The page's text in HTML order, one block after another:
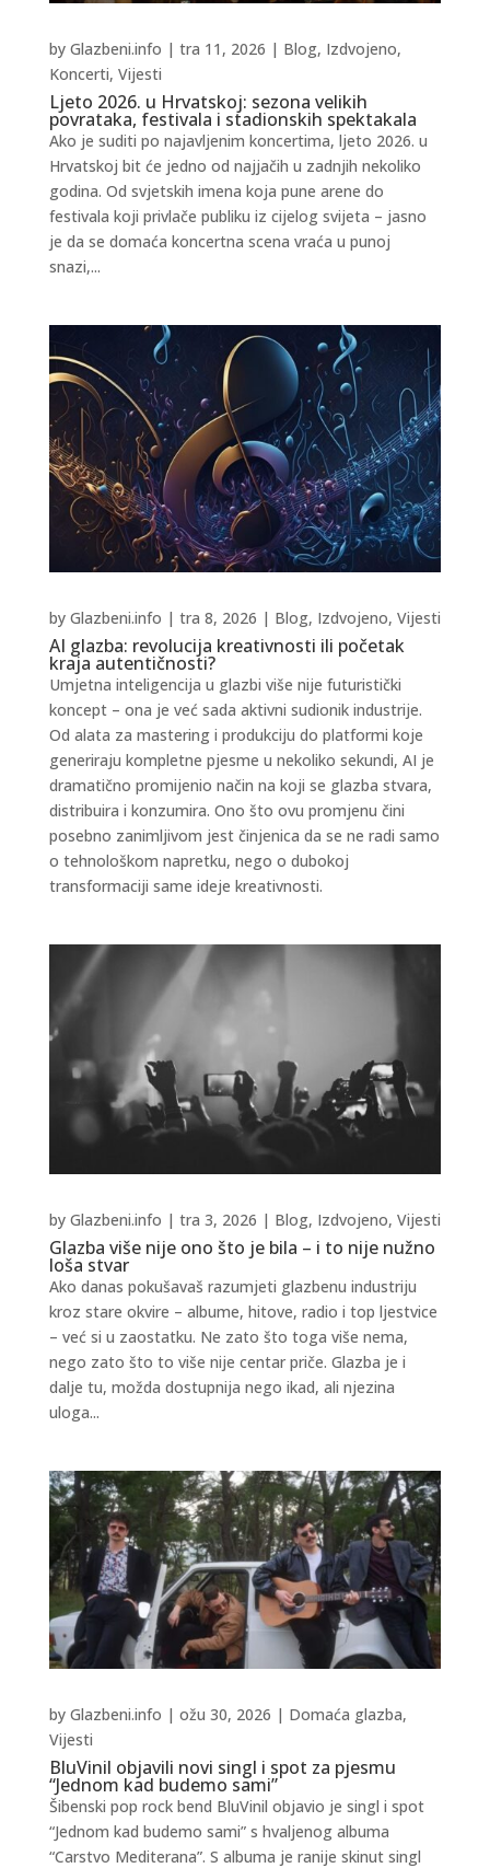
Ljeto 2026. u Hrvatskoj: sezona velikih
povrataka, festivala i stadionskih spektakala
by Glazbeni.info | tra 11, 2026 | Blog, Izdvojeno,
Koncerti, Vijesti
Ako je suditi po najavljenim koncertima, ljeto 2026. u
Hrvatskoj bit će jedno od najjačih u zadnjih nekoliko
godina. Od svjetskih imena koja pune arene do
festivala koji privlače publiku iz cijelog svijeta – jasno
je da se domaća koncertna scena vraća u punoj
snazi,...
AI glazba: revolucija kreativnosti ili početak
kraja autentičnosti?
by Glazbeni.info | tra 8, 2026 | Blog, Izdvojeno, Vijesti
Umjetna inteligencija u glazbi više nije futuristički
koncept – ona je već sada aktivni sudionik industrije.
Od alata za mastering i produkciju do platformi koje
generiraju kompletne pjesme u nekoliko sekundi, AI je
dramatično promijenio način na koji se glazba stvara,
distribuira i konzumira. Ono što ovu promjenu čini
posebno zanimljivom jest činjenica da se ne radi samo
o tehnološkom napretku, nego o dubokoj
transformaciji same ideje kreativnosti.
Glazba više nije ono što je bila – i to nije nužno
loša stvar
by Glazbeni.info | tra 3, 2026 | Blog, Izdvojeno, Vijesti
Ako danas pokušavaš razumjeti glazbenu industriju
kroz stare okvire – albume, hitove, radio i top ljestvice
– već si u zaostatku. Ne zato što toga više nema,
nego zato što to više nije centar priče. Glazba je i
dalje tu, možda dostupnija nego ikad, ali njezina
uloga...
BluVinil objavili novi singl i spot za pjesmu
“Jednom kad budemo sami”
by Glazbeni.info | ožu 30, 2026 | Domaća glazba,
Vijesti
Šibenski pop rock bend BluVinil objavio je singl i spot
“Jednom kad budemo sami” s hvaljenog albuma
“Carstvo Mediterana”. S albuma je ranije skinut singl